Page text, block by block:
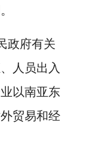
政府有关
人员出入
以南亚东
贸易和经